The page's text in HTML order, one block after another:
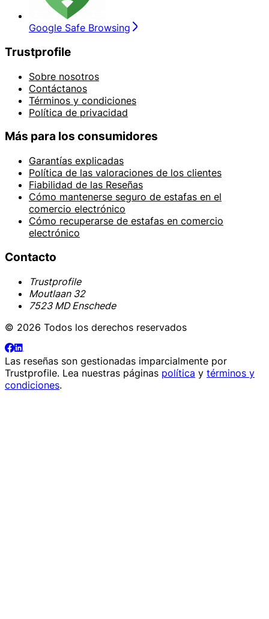
Google Safe Browsing
Trustprofile
Sobre nosotros
Contáctanos
Términos y condiciones
Política de privacidad
Más para los consumidores
Garantías explicadas
Política de las valoraciones de los clientes
Fiabilidad de las Reseñas
Cómo mantenerse seguro de estafas en el
comercio electrónico
Cómo recuperarse de estafas en comercio
electrónico
Contacto
Trustprofile
Moutlaan 32
7523 MD Enschede
© 2026 Todos los derechos reservados
Las reseñas son gestionadas imparcialmente por
Trustprofile. Lea nuestras páginas política y términos y
condiciones.